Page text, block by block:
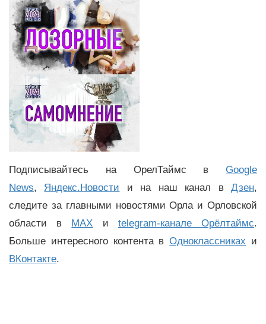
Подписывайтесь на ОрелТаймс в Google
News, Яндекс.Новости и на наш канал вДзен,
следите за главными новостями Орла и Орловской
области в MAX и telegram-канале Орёлтаймс.
Больше интересного контента вОдноклассниках и
ВКонтакте.